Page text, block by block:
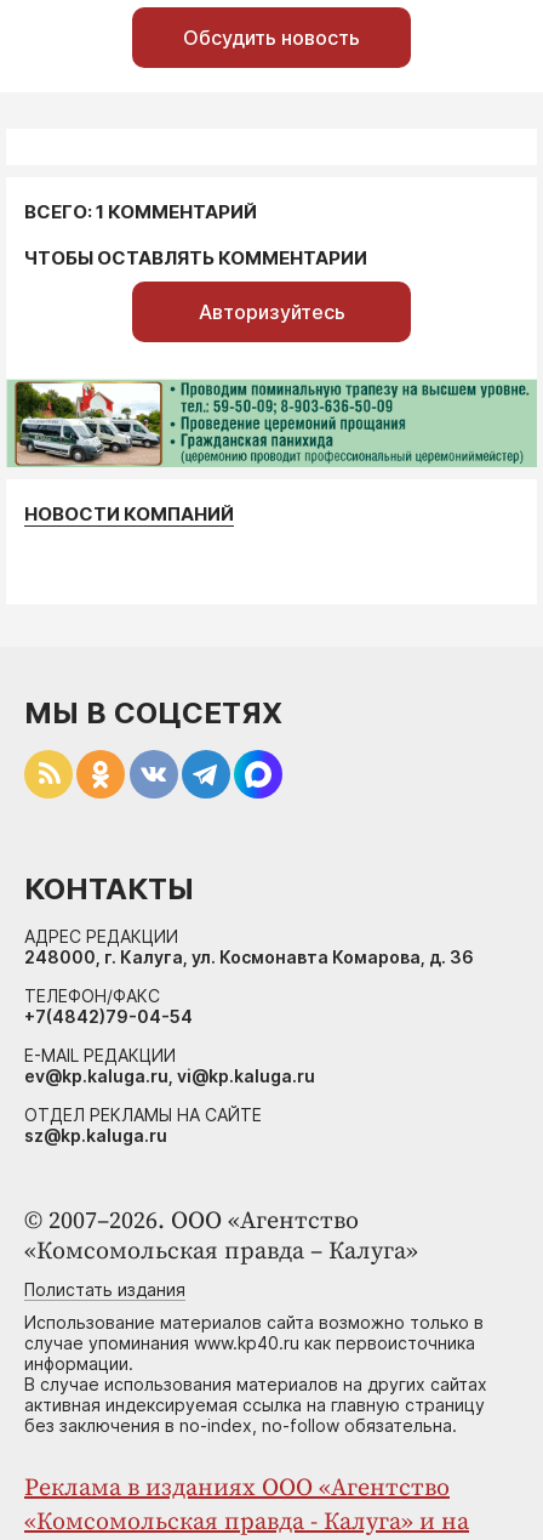
Обсудить новость
ВСЕГО: 1 КОММЕНТАРИЙ
ЧТОБЫ ОСТАВЛЯТЬ КОММЕНТАРИИ
Авторизуйтесь
НОВОСТИ КОМПАНИЙ
© 2007–2026. ООО «Агентство
«Комсомольская правда – Калуга»
Полистать издания
Использование материалов сайта возможно только в
случае упоминания www.kp40.ru как первоисточника
информации.
В случае использования материалов на других сайтах
активная индексируемая ссылка на главную страницу
без заключения в no-index, no-follow обязательна.
Реклама в изданиях ООО «Агентство
«Комсомольская правда - Калуга» и на
МЫ В СОЦСЕТЯХ
КОНТАКТЫ
АДРЕС РЕДАКЦИИ
248000, г. Калуга, ул. Космонавта Комарова, д. 36
ТЕЛЕФОН/ФАКС
+7(4842)79-04-54
E-MAIL РЕДАКЦИИ
ev@kp.kaluga.ru, vi@kp.kaluga.ru
ОТДЕЛ РЕКЛАМЫ НА САЙТЕ
sz@kp.kaluga.ru